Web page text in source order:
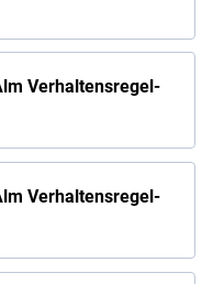
Verhaltensregel-
Verhaltensregel-